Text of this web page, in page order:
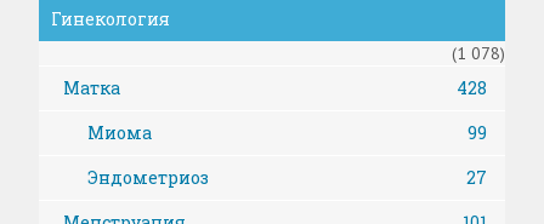
Гинекология
(1 078)
Матка
428
Миома
99
Эндометриоз
27